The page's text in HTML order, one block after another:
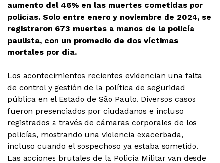
aumento del 46% en las muertes cometidas por
policías. Solo entre enero y noviembre de 2024, se
registraron 673 muertes a manos de la policía
paulista, con un promedio de dos víctimas
mortales por día.
Los acontecimientos recientes evidencian una falta
de control y gestión de la política de seguridad
pública en el Estado de São Paulo. Diversos casos
fueron presenciados por ciudadanos e incluso
registrados a través de cámaras corporales de los
policías, mostrando una violencia exacerbada,
incluso cuando el sospechoso ya estaba sometido.
Las acciones brutales de la Policía Militar van desde